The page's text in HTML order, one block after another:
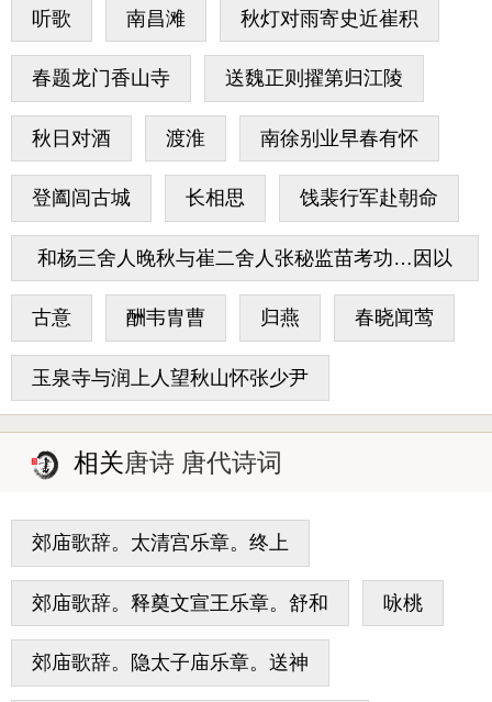
听歌 南昌滩 秋灯对雨寄史近崔积
春题龙门香山寺 送魏正则擢第归江陵
秋日对酒 渡淮 南徐别业早春有怀
登阖闾古城 长相思 饯裴行军赴朝命
和杨三舍人晚秋与崔二舍人张秘监苗考功…因以
继和
古意 酬韦胄曹 归燕 春晓闻莺
玉泉寺与润上人望秋山怀张少尹
相关唐诗 唐代诗词
郊庙歌辞。太清宫乐章。终上
郊庙歌辞。释奠文宣王乐章。舒和 咏桃
郊庙歌辞。隐太子庙乐章。送神